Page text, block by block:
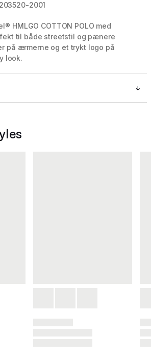
2001
HMLGO COTTON POLO med
til både streetstil og pænere
på ærmerne og et trykt logo på
look.